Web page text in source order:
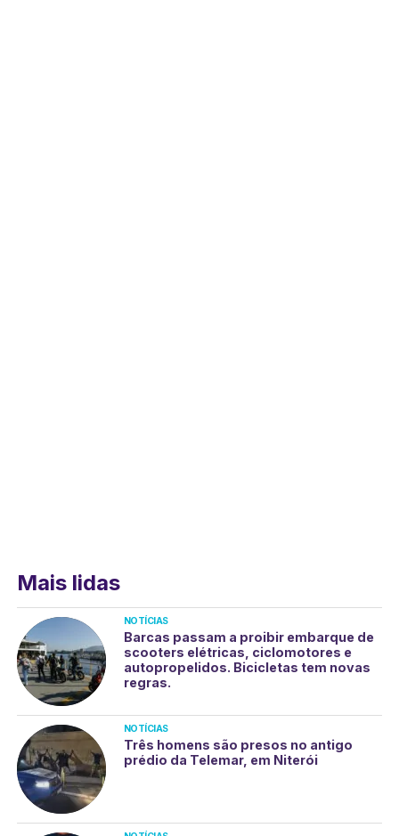
Mais lidas
NOTÍCIAS
Barcas passam a proibir embarque de
scooters elétricas, ciclomotores e
autopropelidos. Bicicletas tem novas
regras.
NOTÍCIAS
Três homens são presos no antigo
prédio da Telemar, em Niterói